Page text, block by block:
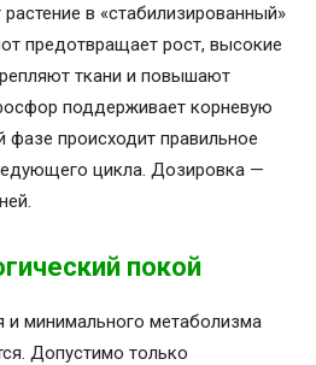
в «стабилизированный»
предотвращает рост, высокие
ткани и повышают
поддерживает корневую
фазе происходит правильное
цикла. Дозировка —
покой
и минимального метаболизма
Допустимо только